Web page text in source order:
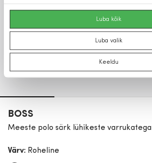
Luba kõik
Luba valik
Keeldu
BOSS
Meeste polo särk lühikeste varrukatega
Värv: Roheline